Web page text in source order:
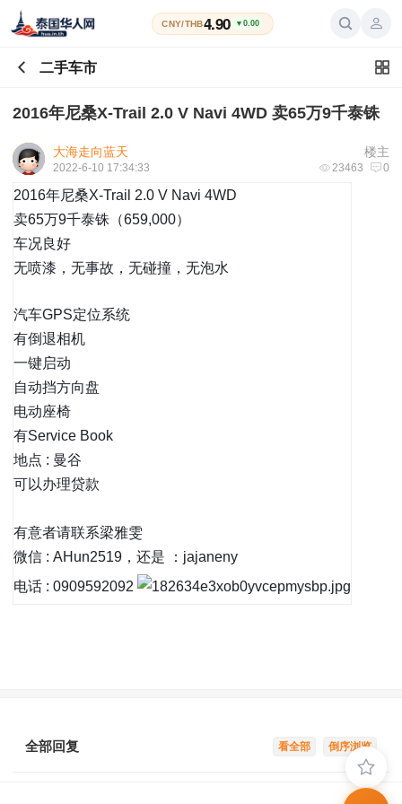
CNY/THB4.90 ▼0.00
二手车市
2016年尼桑X-Trail 2.0 V Navi 4WD 卖65万9千泰铢
楼主
大海走向蓝天
23463 0
2022-6-10 17:34:33
2016年尼桑X-Trail 2.0 V Navi 4WD
卖65万9千泰铢（659,000）
车况良好
无喷漆，无事故，无碰撞，无泡水
汽车GPS定位系统
有倒退相机
一键启动
自动挡方向盘
电动座椅
有Service Book
地点 : 曼谷
可以办理贷款
有意者请联系梁雅雯
微信 : AHun2519，还是 ：jajaneny
电话 : 0909592092
倒序浏览
看全部
全部回复